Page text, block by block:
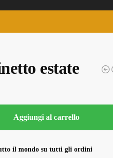
estate
Aggiungi al carrello
il mondo su tutti gli ordini